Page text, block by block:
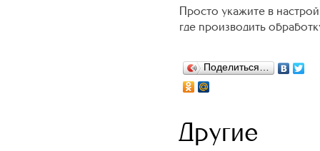
Просто укажите в
где производить
Поделиться…
Другие